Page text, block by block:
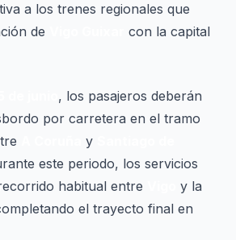
a los trenes regionales que
de
con la capital
, los pasajeros deberán
por carretera en el tramo
y
este periodo, los servicios
habitual entre
y la
el trayecto final en